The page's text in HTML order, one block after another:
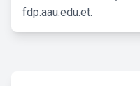
fdp.aau.edu.et.